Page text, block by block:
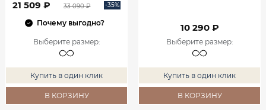
21 509 ₽ 33 090 ₽ -35%
Почему выгодно?
Выберите размер:
Купить в один клик
В КОРЗИНУ
10 290 ₽
Выберите размер:
Купить в один клик
В КОРЗИНУ